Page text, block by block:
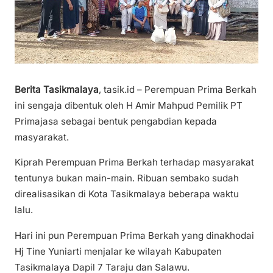
Berita Tasikmalaya, tasik.id – Perempuan Prima Berkah
ini sengaja dibentuk oleh H Amir Mahpud Pemilik PT
Primajasa sebagai bentuk pengabdian kepada
masyarakat.
Kiprah Perempuan Prima Berkah terhadap masyarakat
tentunya bukan main-main. Ribuan sembako sudah
direalisasikan di Kota Tasikmalaya beberapa waktu
lalu.
Hari ini pun Perempuan Prima Berkah yang dinakhodai
Hj Tine Yuniarti menjalar ke wilayah Kabupaten
Tasikmalaya Dapil 7 Taraju dan Salawu.